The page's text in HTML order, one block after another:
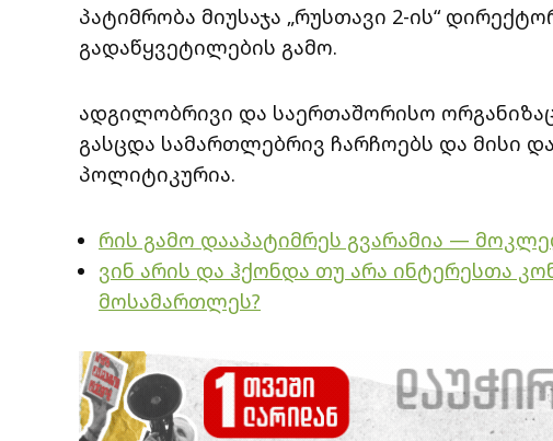
პატიმრობა მიუსაჯა „რუსთავი 2-ის“
გადაწყვეტილების გამო.
ადგილობრივი და საერთაშორისო
გასცდა სამართლებრივ ჩარჩოებს და მისი
პოლიტიკურია.
რის გამო დააპატიმრეს გვარამია —
ვინ არის და ჰქონდა თუ არა ინტერესთა
მოსამართლეს?